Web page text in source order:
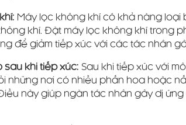
Máy lọc không khí có khả năng loại
khí. Đặt máy lọc không khí trong
để giảm tiếp xúc với các tác nhân
sau khi tiếp xúc: Sau khi tiếp xúc với
những nơi có nhiều phấn hoa hoặc
này giúp ngăn tác nhân gây dị